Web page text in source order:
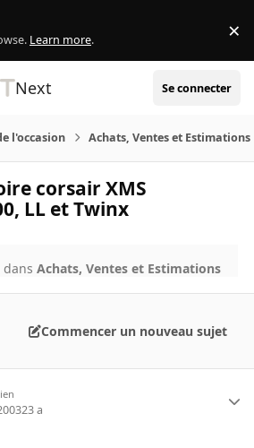
Learn more. ×
Next Se connecter
l'occasion Achats, Ventes et Estimations
corsair XMS
LL et Twinx
dansAchats, Ventes et Estimations
Commencer un nouveau sujet
23 a